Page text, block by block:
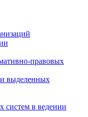
правовых
выделенных
систем в ведении